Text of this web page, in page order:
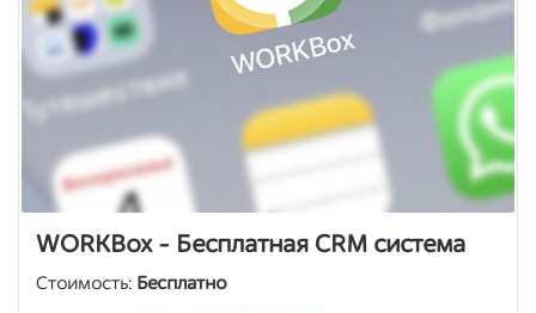
WORKBox - Бесплатная CRM система
Стоимость: Бесплатно